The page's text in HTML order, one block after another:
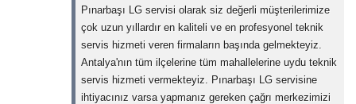
Pınarbaşı LG servisi olarak siz değerli müşterilerimize
çok uzun yıllardır en kaliteli ve en profesyonel teknik
servis hizmeti veren firmaların başında gelmekteyiz.
Antalya'nın tüm ilçelerine tüm mahallelerine uydu teknik
servis hizmeti vermekteyiz. Pınarbaşı LG servisine
ihtiyacınız varsa yapmanız gereken çağrı merkezimizi